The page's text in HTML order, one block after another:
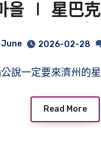
을 ∣ 星巴克
R店∣吉卜力
June 2026-02-28
腦公說一定要來濟州的
Read More